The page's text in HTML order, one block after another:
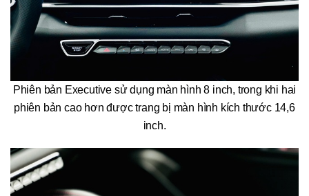
Phiên bản Executive sử dụng màn hình 8 inch, trong khi hai
phiên bản cao hơn được trang bị màn hình kích thước 14,6
inch.